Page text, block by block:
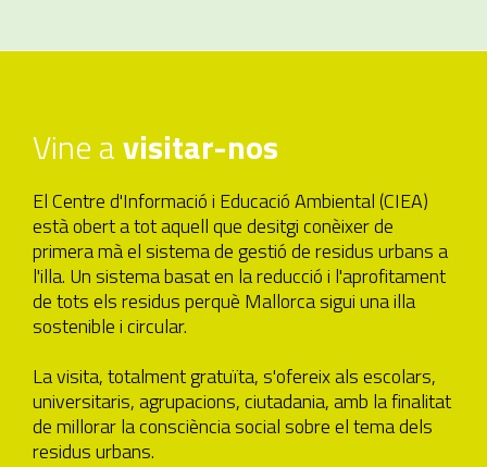
Vine avisitar-nos
El Centre d'Informació i Educació Ambiental (CIEA)
està obert a tot aquell que desitgi conèixer de
primera mà el sistema de gestió de residus urbans a
l'illa. Un sistema basat en la reducció i l'aprofitament
de tots els residus perquè Mallorca sigui una illa
sostenible i circular.
La visita, totalment gratuïta, s'ofereix als escolars,
universitaris, agrupacions, ciutadania, amb la finalitat
de millorar la consciència social sobre el tema dels
residus urbans.